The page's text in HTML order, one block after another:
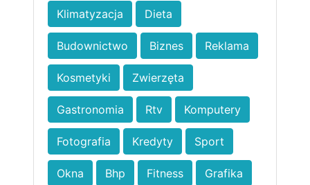
Klimatyzacja Dieta
Budownictwo Biznes Reklama
Kosmetyki Zwierzęta
Gastronomia Rtv Komputery
Fotografia Kredyty Sport
Okna Bhp Fitness Grafika